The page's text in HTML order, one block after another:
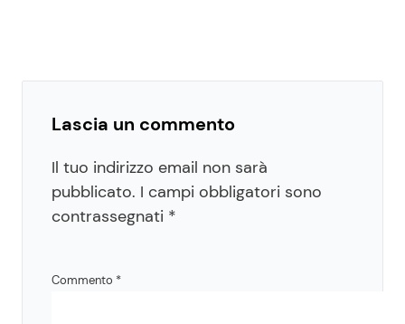
Lascia un commento
Il tuo indirizzo email non sarà
pubblicato. I campi obbligatori sono
contrassegnati *
Commento *